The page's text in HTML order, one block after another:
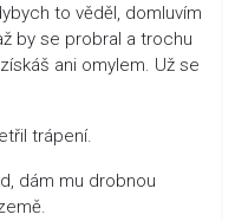
to věděl, domluvím
by se probral a trochu
ani omylem. Už se
trápení.
dám mu drobnou